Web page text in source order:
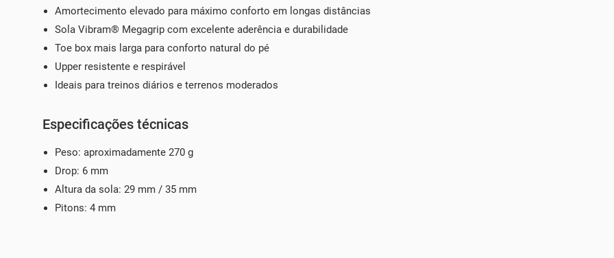
Amortecimento elevado para máximo conforto em longas distâncias
Sola Vibram® Megagrip com excelente aderência e durabilidade
Toe box mais larga para conforto natural do pé
Upper resistente e respirável
Ideais para treinos diários e terrenos moderados
Especificações técnicas
Peso: aproximadamente 270 g
Drop: 6 mm
Altura da sola: 29 mm / 35 mm
Pitons: 4 mm